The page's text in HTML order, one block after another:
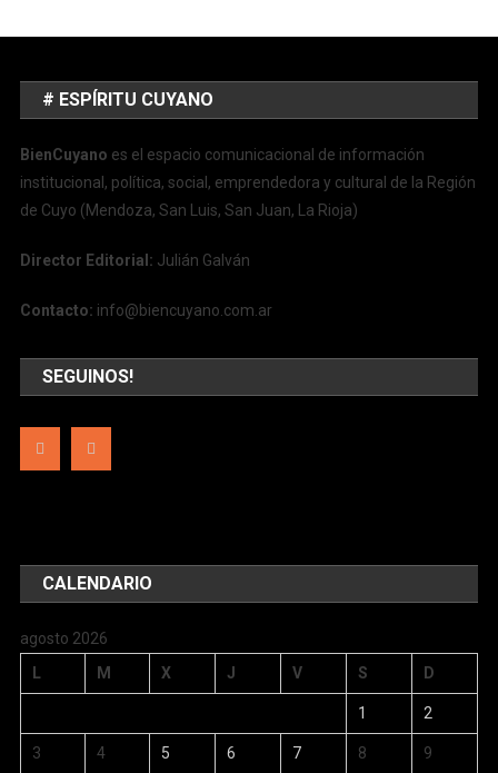
# ESPÍRITU CUYANO
BienCuyano es el espacio comunicacional de información
institucional, política, social, emprendedora y cultural de la Región
de Cuyo (Mendoza, San Luis, San Juan, La Rioja)
Director Editorial: Julián Galván
Contacto: info@biencuyano.com.ar
SEGUINOS!
CALENDARIO
agosto 2026
L
M X J V S D
1 2
3 4 5 6 7 8 9